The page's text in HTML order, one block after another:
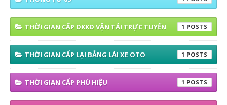
THỜI GIAN CẤP DKKD VẬN TẢI TRỰC TUYẾN 1
THỜI GIAN CẤP LẠI BẰNG LÁI XE OTO 1
THỜI GIAN CẤP PHÙ HIỆU 1